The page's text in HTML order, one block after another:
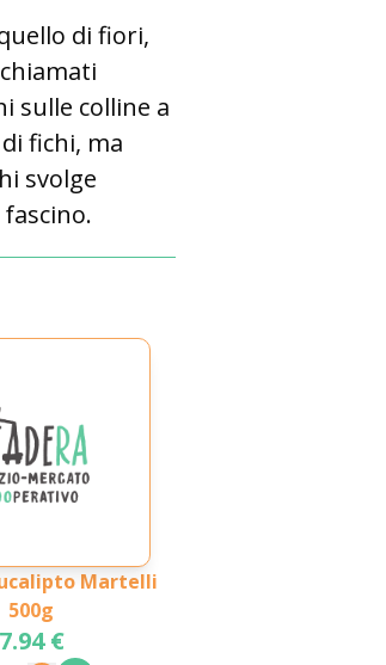
di fiori,
sulle colline a
fichi, ma
svolge
Martelli
500g
7.94 €